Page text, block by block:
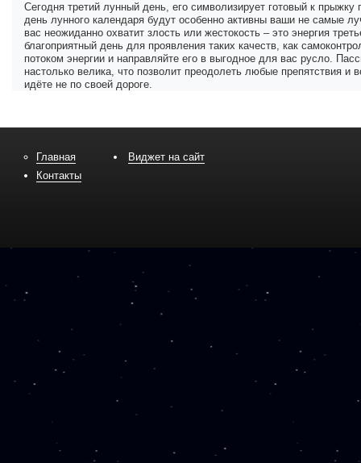
Сегодня третий лунный день, его символизирует готовый к
день лунного календаря будут особенно активны ваши не самые
вас неожиданно охватит злость или жестокость – это энергия
благоприятный день для проявления таких качеств, как
потоком энергии и направляйте его в выгодное для вас русло.
настолько велика, что позволит преодолеть любые препятствия
идёте не по своей дороге.
Главная
Контакты
Виджет на сайт